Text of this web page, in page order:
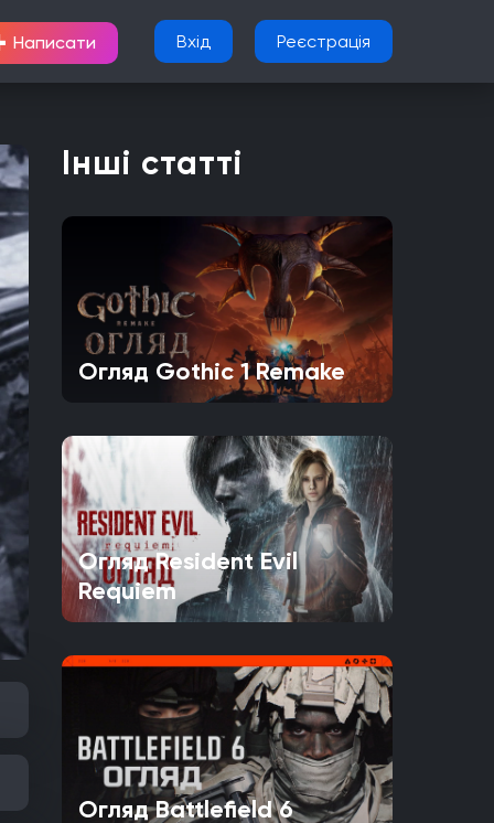
Написати Вхід Реєстрація
Інші статті
Огляд Gothic 1 Remake
Огляд Resident Evil
Requiem
Огляд Battlefield 6